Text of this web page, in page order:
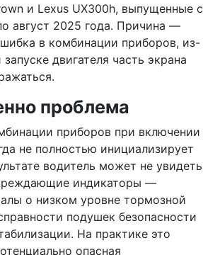
и Lexus UX300h, выпущенные с
август 2025 года. Причина —
в комбинации приборов, из-
двигателя часть экрана
проблема
приборов при включении
не полностью инициализирует
водитель может не увидеть
индикаторы —
о низком уровне тормозной
подушек безопасности
На практике это
опасная